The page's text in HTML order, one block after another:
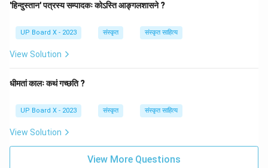
'हिन्दुस्तान' पत्रस्य सम्पादकः कोऽस्ति आङ्गलशासने ?
UP Board X - 2023 संस्कृत संस्कृत साहित्य
View Solution
धीमतां कालः कथं गच्छति ?
UP Board X - 2023 संस्कृत संस्कृत साहित्य
View Solution
View More Questions